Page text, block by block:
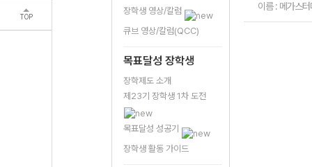
TOP
장학생 영상/칼럼
큐브 영상/칼럼(QCC)
목표달성 장학생
장학제도 소개
제23기 장학생 1차 도전
목표달성 성공기
장학생 활동 가이드
이름 : 메가스